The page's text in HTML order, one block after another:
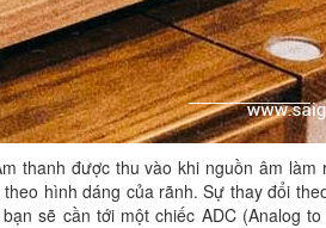
thanh được thu vào khi nguồn âm làm
hình dáng của rãnh. Sự thay đổi
sẽ cần tới một chiếc ADC (Analog to